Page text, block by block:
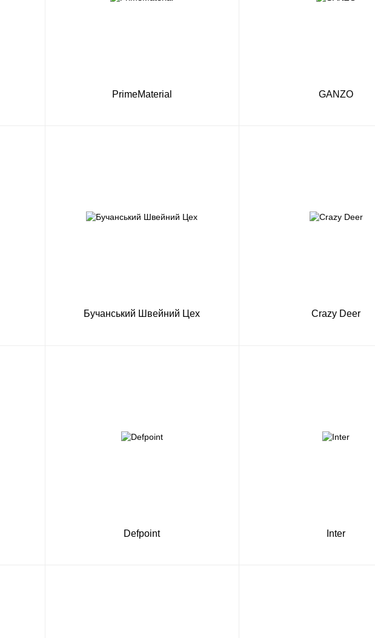
PrimeMaterial GANZO
Бучанський Швейний Цех Crazy Deer
Defpoint Inter